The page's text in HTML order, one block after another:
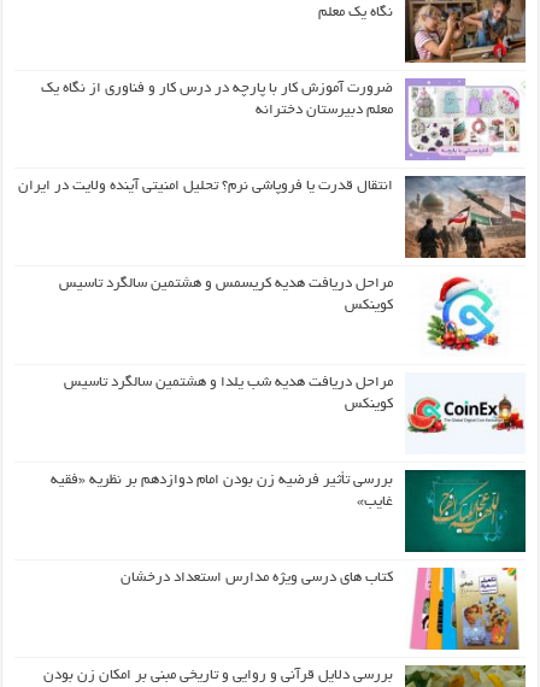
نگاه یک معلم
ضرورت آموزش کار با پارچه در درس کار و فناوری از نگاه یک
معلم دبیرستان دخترانه
انتقال قدرت یا فروپاشی نرم؟ تحلیل امنیتی آینده ولایت در ایران
مراحل دریافت هدیه کریسمس و هشتمین سالگرد تاسیس
کوینکس
مراحل دریافت هدیه شب یلدا و هشتمین سالگرد تاسیس
کوینکس
بررسی تأثیر فرضیه زن بودن امام دوازدهم بر نظریه «فقیه
غایب»
کتاب های درسی ویژه مدارس استعداد درخشان
بررسی دلایل قرآنی و روایی و تاریخی مبنی بر امکان زن بودن